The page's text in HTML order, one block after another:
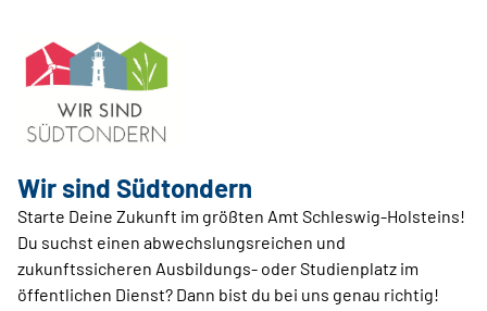
Wir sind Südtondern
Starte Deine Zukunft im größten Amt Schleswig-Holsteins!
Du suchst einen abwechslungsreichen und
zukunftssicheren Ausbildungs- oder Studienplatz im
öffentlichen Dienst? Dann bist du bei uns genau richtig!